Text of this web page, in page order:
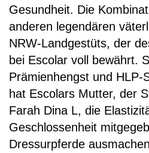
Gesundheit. Die
anderen legendären
NRW-Landgestüts, der
bei Escolar voll bewährt.
Prämienhengst und HLP-
hat Escolars Mutter, der
Farah Dina L, die
Geschlossenheit
Dressurpferde